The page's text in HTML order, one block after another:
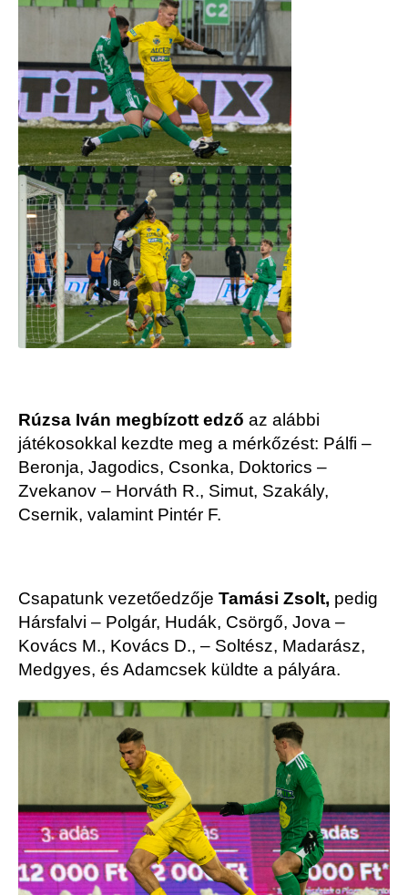
Rúzsa Iván megbízott edző az alábbi
játékosokkal kezdte meg a mérkőzést: Pálfi –
Beronja, Jagodics, Csonka, Doktorics –
Zvekanov – Horváth R., Simut, Szakály,
Csernik, valamint Pintér F.
Csapatunk vezetőedzője Tamási Zsolt, pedig
Hársfalvi – Polgár, Hudák, Csörgő, Jova –
Kovács M., Kovács D., – Soltész, Madarász,
Medgyes, és Adamcsek küldte a pályára.